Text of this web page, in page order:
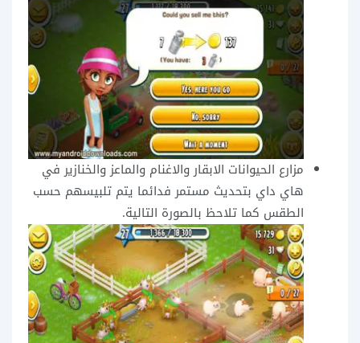
مزارع الحيوانات الابقار والاغنام والماعز والخنازير في
هاي داي بتحديث مستمر فدائما يتم تلبيسهم حسب
الطقس كما تلاحظ بالصورة التالية.